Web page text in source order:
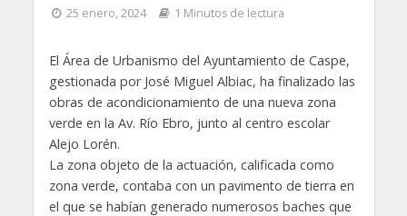
25 enero, 2024 1 Minutos de lectura
El Área de Urbanismo del Ayuntamiento de Caspe,
gestionada por José Miguel Albiac, ha finalizado las
obras de acondicionamiento de una nueva zona
verde en la Av. Río Ebro, junto al centro escolar
Alejo Lorén.
La zona objeto de la actuación, calificada como
zona verde, contaba con un pavimento de tierra en
el que se habían generado numerosos baches que